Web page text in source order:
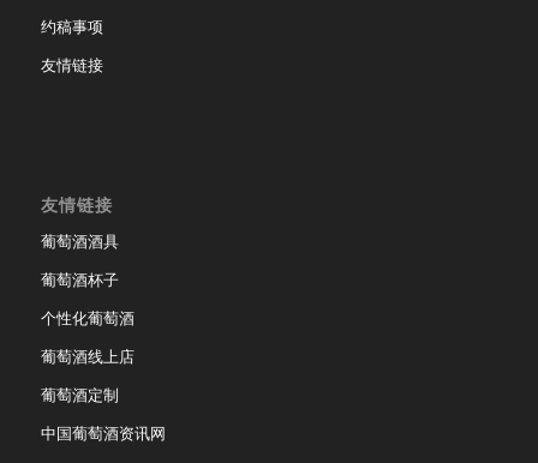
约稿事项
友情链接
友情链接
葡萄酒酒具
葡萄酒杯子
个性化葡萄酒
葡萄酒线上店
葡萄酒定制
中国葡萄酒资讯网